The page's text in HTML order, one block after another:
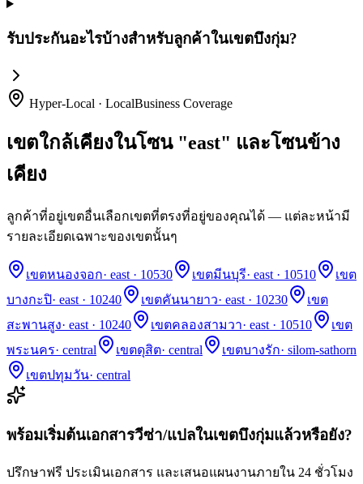
รับประกันอะไรบ้างสำหรับลูกค้าในเขตบึงกุ่ม?
Hyper-Local · LocalBusiness Coverage
เขตใกล้เคียงในโซน "east" และโซนข้าง
เคียง
ลูกค้าที่อยู่เขตอื่นเลือกเขตที่ตรงที่อยู่ของคุณได้ — แต่ละหน้ามี
รายละเอียดเฉพาะของเขตนั้นๆ
เขตหนองจอก· east · 10530 เขตมีนบุรี· east · 10510
เขต
บางกะปิ· east · 10240 เขตคันนายาว· east · 10230
เขต
สะพานสูง· east · 10240 เขตคลองสามวา· east · 10510
เขต
พระนคร· central เขตดุสิต· central เขตบางรัก· silom-sathorn
เขตปทุมวัน· central
พร้อมเริ่มต้นเอกสารวีซ่า/แปลในเขตบึงกุ่มแล้วหรือยัง?
ปรึกษาฟรี ประเมินเอกสาร และเสนอแผนงานภายใน 24 ชั่วโมง